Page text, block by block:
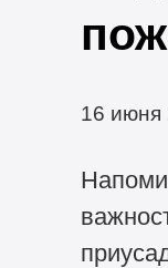
16 июня